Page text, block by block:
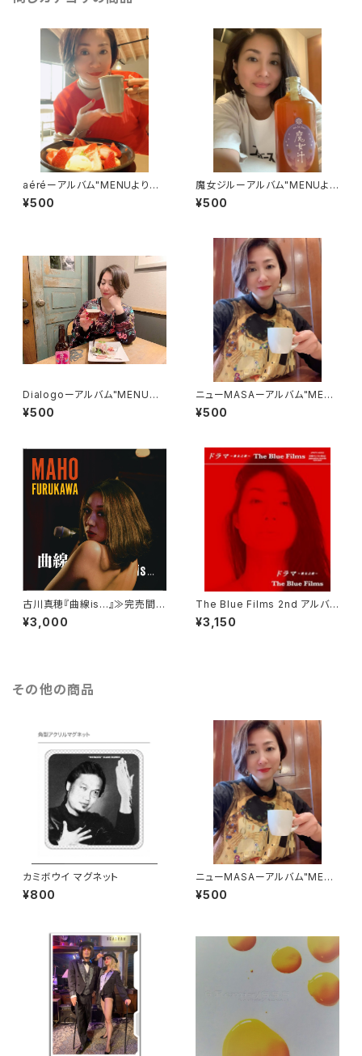
aéréーアルバム"MENUよりシ
ングルカット版
¥500
魔女ジルーアルバム"MENUより
シングルカット版
¥500
Dialogoーアルバム"MENUよ
りシングルカット版
¥500
ニューMASAーアルバム"MEN
Uよりシングルカット版
¥500
古川真穂『曲線is...』≫完売間
近!!≪
¥3,000
The Blue Films 2nd アルバム
『ドラマ～歌女之歌～』
¥3,150
その他の商品
カミボウイ マグネット
¥800
ニューMASAーアルバム"MEN
Uよりシングルカット版
¥500